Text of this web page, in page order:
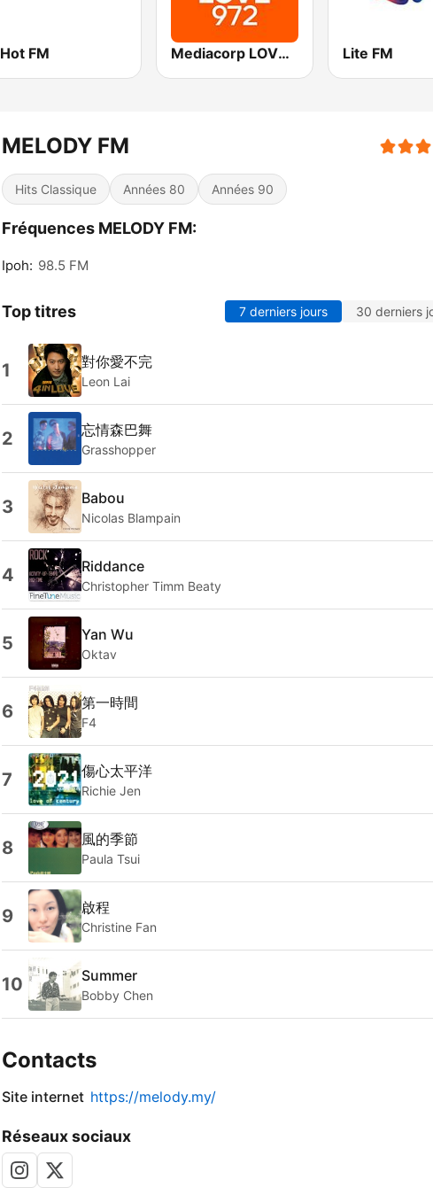
Hot FM Mediacorp LOVE 972 Lite FM
MELODY FM
Hits Classique Années 80 Années 90
Fréquences MELODY FM:
Ipoh: 98.5 FM
Top titres 7 derniers jours 30 derniers
1 對你愛不完
Leon Lai
2 忘情森巴舞
Grasshopper
3 Babou
Nicolas Blampain
4 Riddance
Christopher Timm Beaty
5 Yan Wu
Oktav
6 第一時間
F4
7 傷心太平洋
Richie Jen
8 風的季節
Paula Tsui
9 啟程
Christine Fan
10 Summer
Bobby Chen
Contacts
Site internet https://melody.my/
Réseaux sociaux